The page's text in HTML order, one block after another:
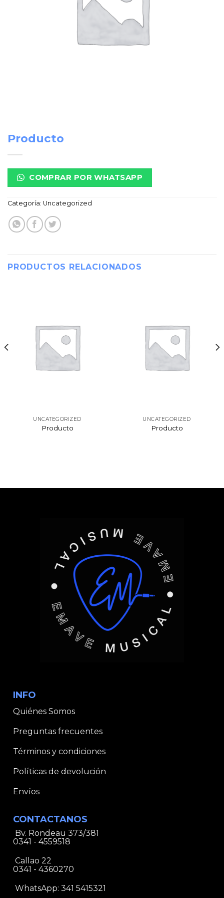
Producto
COMPRAR POR WHATSAPP
Categoría: Uncategorized
PRODUCTOS RELACIONADOS
UNCATEGORIZED
Producto
UNCATEGORIZED
Producto
INFO
Quiénes Somos
Preguntas frecuentes
Términos y condiciones
Políticas de devolución
Envíos
CONTACTANOS
Bv. Rondeau 373/381
0341 - 4559518
Callao 22
0341 - 4360270
WhatsApp: 341 5415321